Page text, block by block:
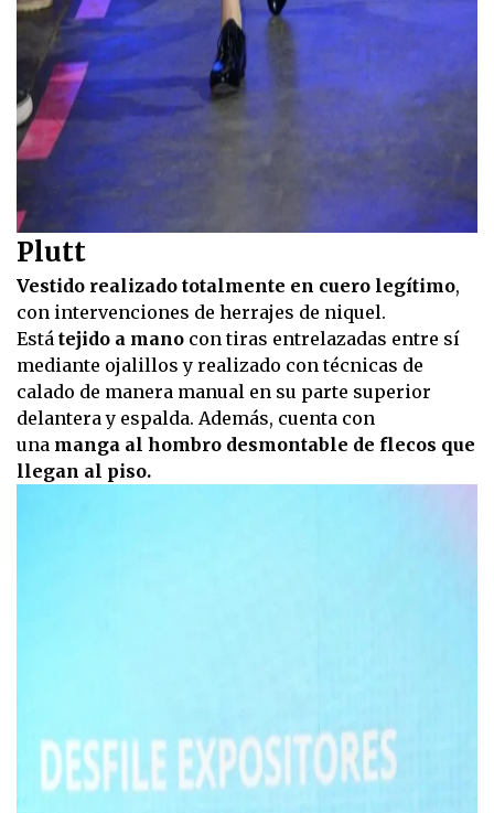
Plutt
Vestido realizado totalmente en cuero legítimo,
con intervenciones de herrajes de niquel.
Está tejido a mano con tiras entrelazadas entre sí
mediante ojalillos y realizado con técnicas de
calado de manera manual en su parte superior
delantera y espalda. Además, cuenta con
una manga al hombro desmontable de flecos que
llegan al piso.